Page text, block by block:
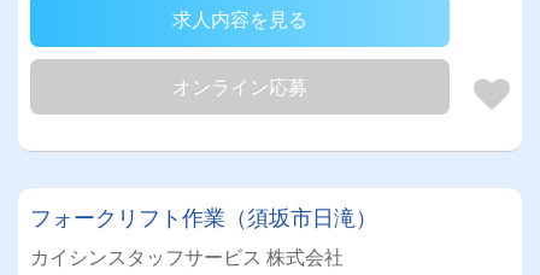
求人内容を見る
オンライン応募
フォークリフト作業（須坂市日滝）
カイシンスタッフサービス 株式会社